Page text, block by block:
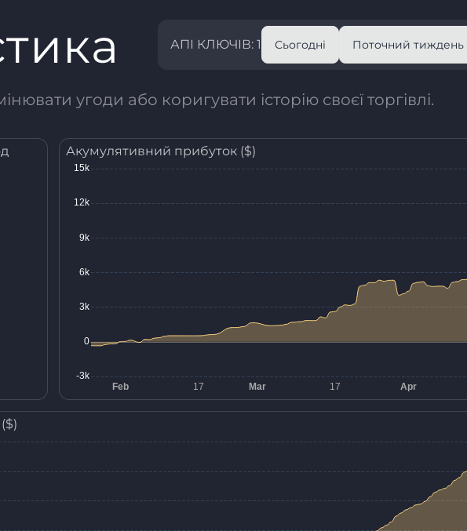
АПІ КЛЮЧІВ: 1 Сьогодні Поточний тиждень
угоди або коригувати історію своєї торгівлі.
Акумулятивний прибуток ($)